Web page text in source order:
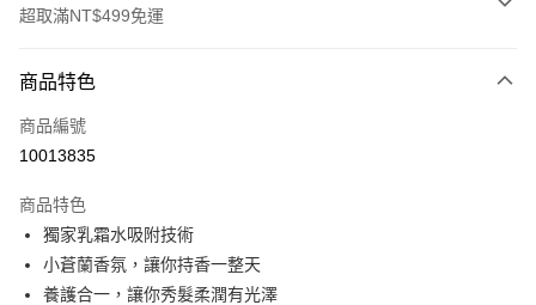
超取滿NT$499免運
信用卡一次付款
超商取貨付款
Apple Pay
街口支付
商品特色
商品編號
10013835
商品特色
獨家乳霜水吸附技術
小蒼蘭香氛，讓你持香一整天
養護合一，讓你秀髮柔潤有光澤